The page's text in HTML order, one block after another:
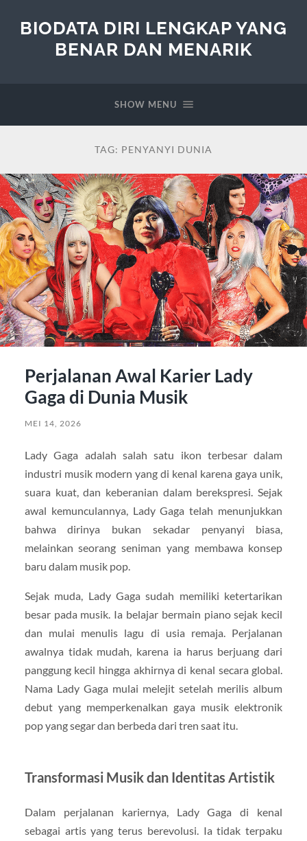
BIODATA DIRI LENGKAP YANG
BENAR DAN MENARIK
SHOW MENU
TAG: PENYANYI DUNIA
Perjalanan Awal Karier Lady
Gaga di Dunia Musik
MEI 14, 2026
Lady Gaga adalah salah satu ikon terbesar dalam
industri musik modern yang di kenal karena gaya unik,
suara kuat, dan keberanian dalam berekspresi. Sejak
awal kemunculannya, Lady Gaga telah menunjukkan
bahwa dirinya bukan sekadar penyanyi biasa,
melainkan seorang seniman yang membawa konsep
baru dalam musik pop.
Sejak muda, Lady Gaga sudah memiliki ketertarikan
besar pada musik. Ia belajar bermain piano sejak kecil
dan mulai menulis lagu di usia remaja. Perjalanan
awalnya tidak mudah, karena ia harus berjuang dari
panggung kecil hingga akhirnya di kenal secara global.
Nama Lady Gaga mulai melejit setelah merilis album
debut yang memperkenalkan gaya musik elektronik
pop yang segar dan berbeda dari tren saat itu.
Transformasi Musik dan Identitas Artistik
Dalam perjalanan kariernya, Lady Gaga di kenal
sebagai artis yang terus berevolusi. Ia tidak terpaku